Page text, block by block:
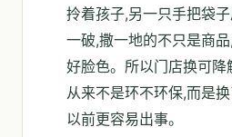
拎着孩子,另一只手把袋
一破,撒一地的不只是商
好脸色。所以门店换可降
从来不是环不环保,而是
以前更容易出事。